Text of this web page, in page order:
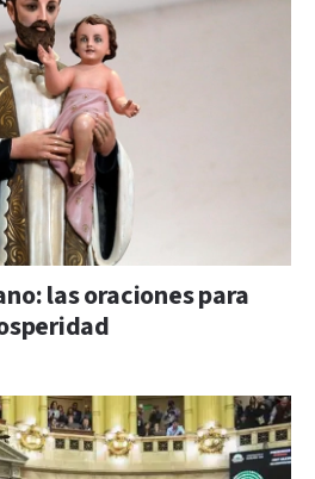
las oraciones para